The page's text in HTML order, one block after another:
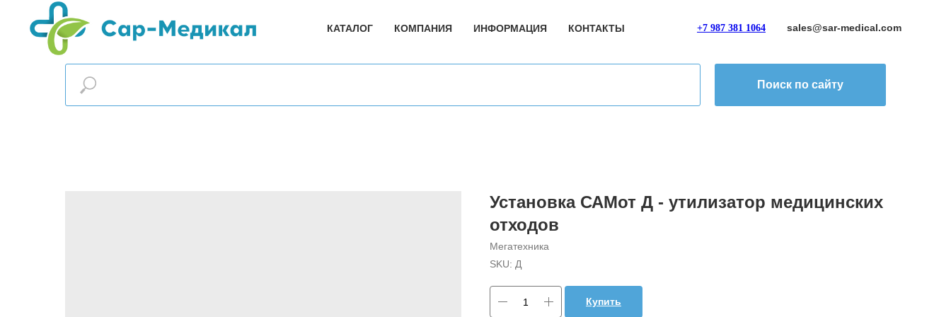
КАТАЛОГ КОМПАНИЯ ИНФОРМАЦИЯ КОНТАКТЫ +7 987 381 1064 sales@sar-medical.com
Поиск по сайту
Установка САМот Д - утилизатор медицинских
отходов
Мегатехника
SKU: Д
Купить